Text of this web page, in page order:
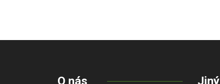
O nás